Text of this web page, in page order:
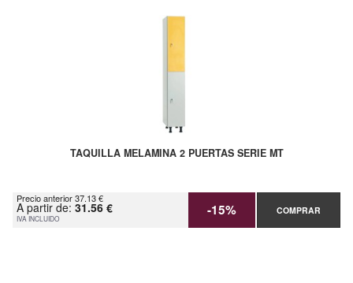
TAQUILLA MELAMINA 2 PUERTAS SERIE MT
Precio anterior 37.13 €
A partir de: 31.56 €
IVA INCLUIDO -15% COMPRAR